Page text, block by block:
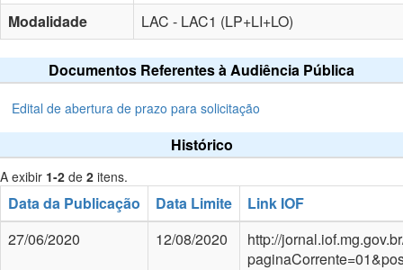
Modalidade
LAC - LAC1 (LP+LI+LO)
Documentos Referentes à Audiência Pública
Edital de abertura de prazo para solicitação
Histórico
A exibir 1-2 de 2 itens.
Data da Publicação Data Limite
Link IOF
27/06/2020
12/08/2020
http://